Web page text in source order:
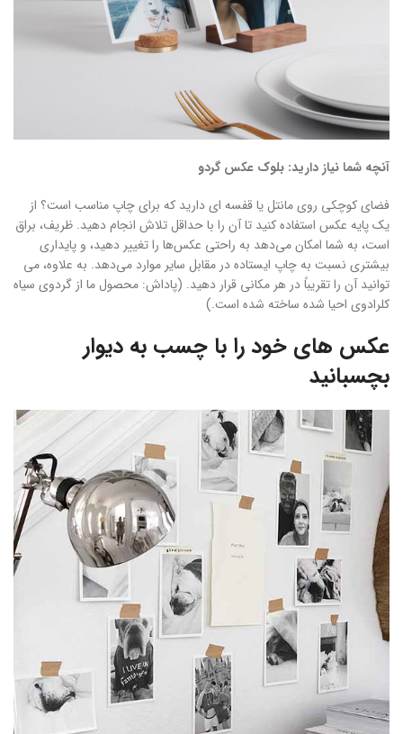
آنچه شما نیاز دارید: بلوک عکس گردو
فضای کوچکی روی مانتل یا قفسه ای دارید که برای چاپ مناسب است؟ از
یک پایه عکس استفاده کنید تا آن را با حداقل تلاش انجام دهید. ظریف، براق
است، به شما امکان می‌دهد به راحتی عکس‌ها را تغییر دهید، و پایداری
بیشتری نسبت به چاپ ایستاده در مقابل سایر موارد می‌دهد. به علاوه، می
توانید آن را تقریباً در هر مکانی قرار دهید. (پاداش: محصول ما از گردوی سیاه
کلرادوی احیا شده ساخته شده است.)
عکس های خود را با چسب به دیوار
بچسبانید